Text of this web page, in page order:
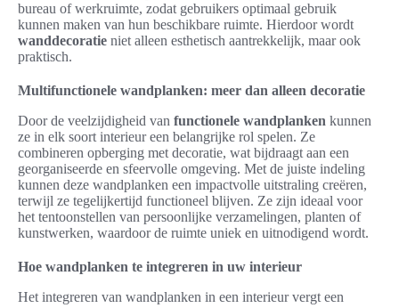
bureau of werkruimte, zodat gebruikers optimaal gebruik
kunnen maken van hun beschikbare ruimte. Hierdoor wordt
wanddecoratie niet alleen esthetisch aantrekkelijk, maar ook
praktisch.
Multifunctionele wandplanken: meer dan alleen decoratie
Door de veelzijdigheid van functionele wandplanken kunnen
ze in elk soort interieur een belangrijke rol spelen. Ze
combineren opberging met decoratie, wat bijdraagt aan een
georganiseerde en sfeervolle omgeving. Met de juiste indeling
kunnen deze wandplanken een impactvolle uitstraling creëren,
terwijl ze tegelijkertijd functioneel blijven. Ze zijn ideaal voor
het tentoonstellen van persoonlijke verzamelingen, planten of
kunstwerken, waardoor de ruimte uniek en uitnodigend wordt.
Hoe wandplanken te integreren in uw interieur
Het integreren van wandplanken in een interieur vergt een